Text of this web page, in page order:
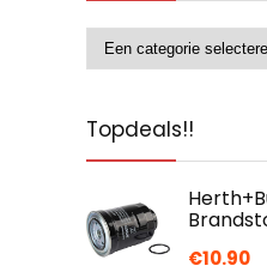
Topdeals!!
€10.90